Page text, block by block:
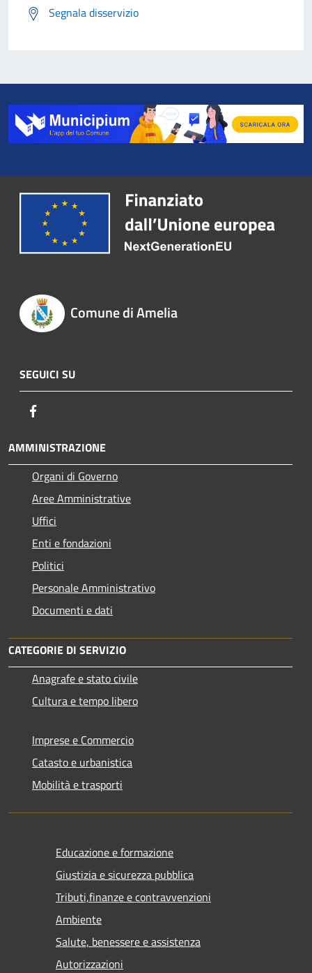
Segnala disservizio
Comune di Amelia
SEGUICI SU
AMMINISTRAZIONE
Organi di Governo
Aree Amministrative
Uffici
Enti e fondazioni
Politici
Personale Amministrativo
Documenti e dati
CATEGORIE DI SERVIZIO
Anagrafe e stato civile
Cultura e tempo libero
Imprese e Commercio
Catasto e urbanistica
Mobilità e trasporti
Educazione e formazione
Giustizia e sicurezza pubblica
Tributi,finanze e contravvenzioni
Ambiente
Salute, benessere e assistenza
Autorizzazioni